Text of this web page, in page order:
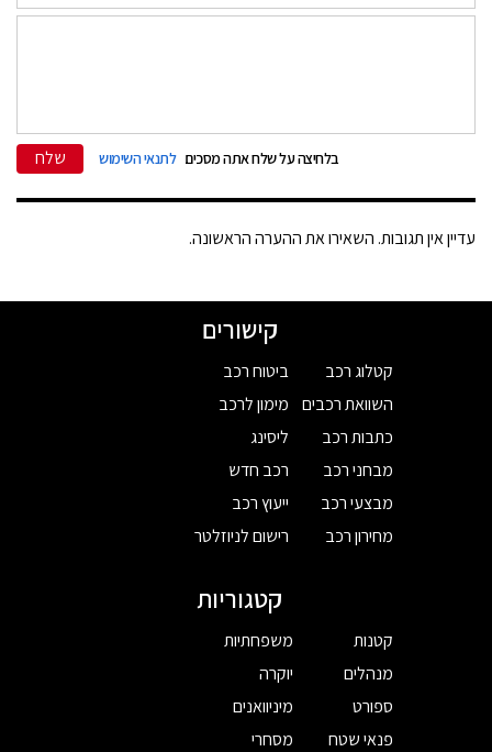
בלחיצה על שלח אתה מסכים לתנאי השימוש שלח
עדיין אין תגובות. השאירו את ההערה הראשונה.
קישורים
קטלוג רכב
השוואת רכבים
כתבות רכב
מבחני רכב
מבצעי רכב
מחירון רכב
ביטוח רכב
מימון לרכב
ליסינג
רכב חדש
ייעוץ רכב
רישום לניוזלטר
קטגוריות
קטנות
מנהלים
ספורט
פנאי שטח
משפחתיות
יוקרה
מיניוואנים
מסחרי